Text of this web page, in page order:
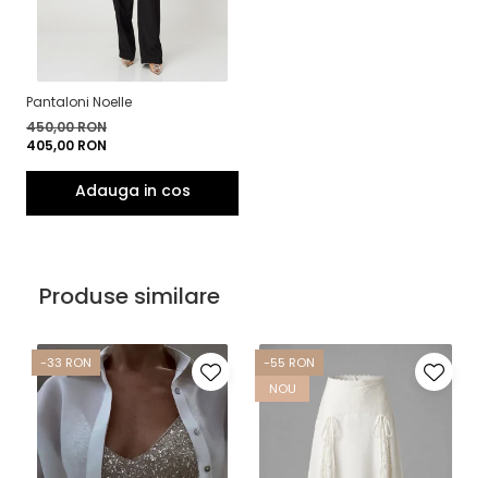
Pantaloni Noelle
450,00 RON
405,00 RON
Produse similare
-33 RON
-55 RON
NOU